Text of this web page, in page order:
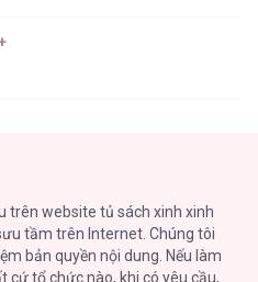
BÍ MẬT CƠ THỂ
trên website tủ sách xinh xinh
tầm trên Internet. Chúng tôi
bản quyền nội dung. Nếu làm
cứ tổ chức nào, khi có yêu cầu,